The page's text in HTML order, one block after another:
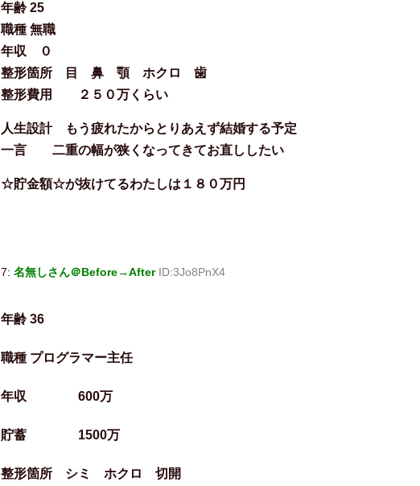
年齢 25
職種 無職
年収 ０
整形箇所 目 鼻 顎 ホクロ 歯
整形費用 ２５０万くらい
人生設計 もう疲れたからとりあえず結婚する予定
一言 二重の幅が狭くなってきてお直ししたい
☆貯金額☆が抜けてるわたしは１８０万円
7: 名無しさん＠Before→After ID:3Jo8PnX4
年齢 36
職種 プログラマー主任
年収 600万
貯蓄 1500万
整形箇所 シミ ホクロ 切開